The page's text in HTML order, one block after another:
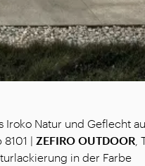
Iroko Natur und Geflecht
| ZEFIRO OUTDOOR ,
in der Farbe